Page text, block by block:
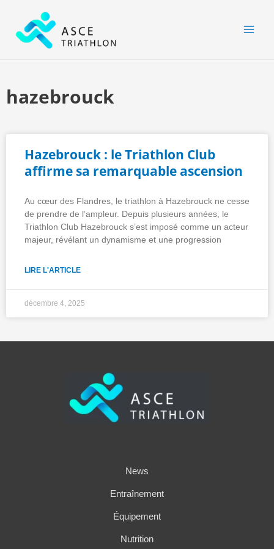
contenu
hazebrouck
Hazebrouck : le Triathlon Club
affirme sa remarquable ascension
Au cœur des Flandres, le triathlon à Hazebrouck ne cesse
de prendre de l’ampleur. Depuis plusieurs années, le
Triathlon Club Hazebrouck s’est imposé comme un acteur
majeur, révélant un dynamisme et une progression
LIRE L'ARTICLE
décembre 4, 2025
News
Entraînement
Équipement
Nutrition